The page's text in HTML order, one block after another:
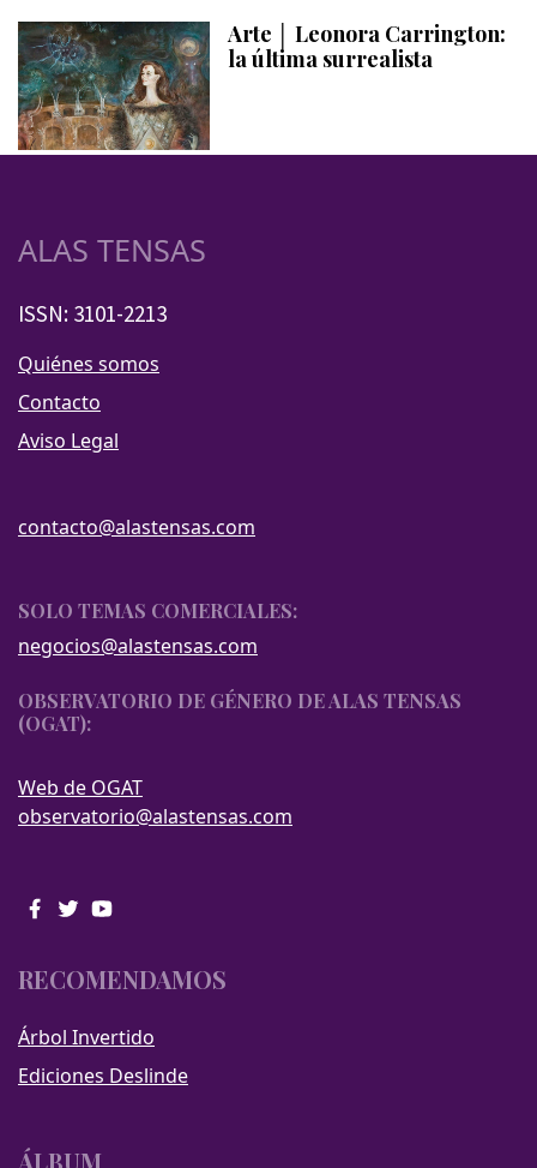
Arte │ Leonora Carrington:
la última surrealista
ALAS TENSAS
ISSN: 3101-2213
Quiénes somos
Contacto
Aviso Legal
contacto@alastensas.com
SOLO TEMAS COMERCIALES:
negocios@alastensas.com
OBSERVATORIO DE GÉNERO DE ALAS TENSAS
(OGAT):
Web de OGAT
observatorio@alastensas.com
RECOMENDAMOS
Árbol Invertido
Ediciones Deslinde
ÁLBUM